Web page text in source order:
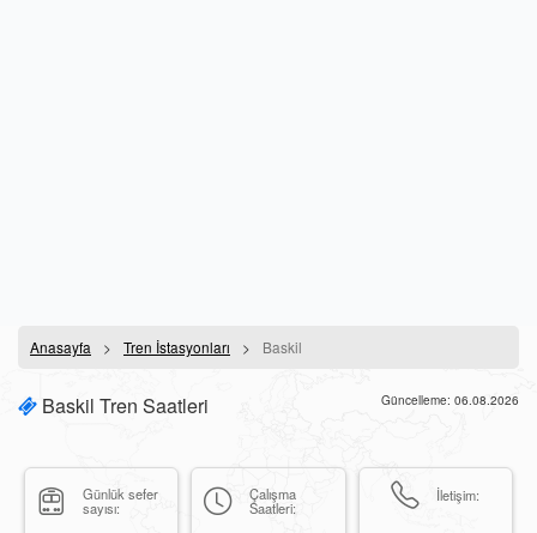
Anasayfa Tren İstasyonları Baskil
Baskil Tren Saatleri Güncelleme: 06.08.2026
Günlük sefer
sayısı:
Çalışma
Saatleri:
İletişim: